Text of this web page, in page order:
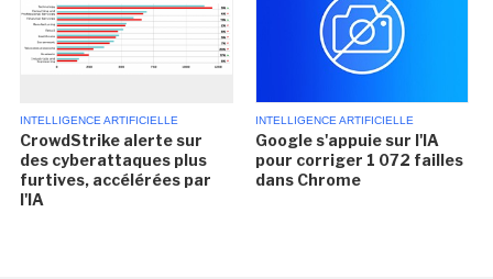
INTELLIGENCE ARTIFICIELLE
CrowdStrike alerte sur
des cyberattaques plus
furtives, accélérées par
l'IA
INTELLIGENCE ARTIFICIELLE
Google s'appuie sur l'IA
pour corriger 1 072 failles
dans Chrome